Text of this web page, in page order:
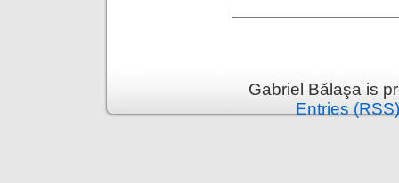
Gabriel Bălaşa is
Entries (RSS)